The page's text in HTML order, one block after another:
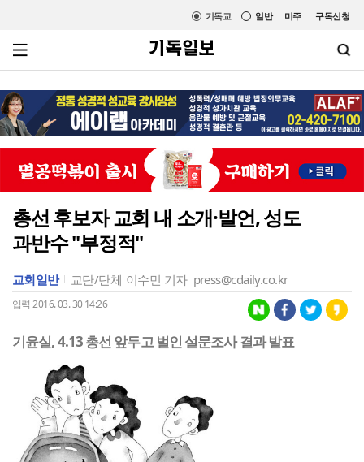
미주 구독신청
일반
기독교
총선 후보자 교회 내 소개·발언, 성도
과반수 "부정적"
교회일반 교단/단체 이수민 기자 press@cdaily.co.kr
입력 2016. 03. 30 14:26
기윤실, 4.13 총선 앞두고 벌인 설문조사 결과 발표